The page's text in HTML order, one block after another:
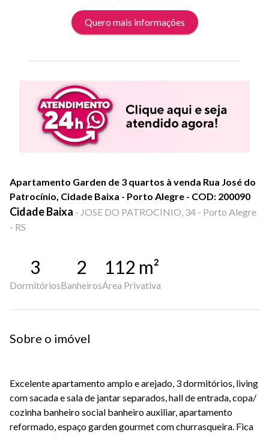
Quero mais informações
Apartamento Garden de 3 quartos à venda Rua José do
Patrocínio, Cidade Baixa - Porto Alegre - COD: 200090
Cidade Baixa - JOSE DO PATROCINIO, 34 - Porto Alegre
- RS
3
Dormitórios
2
Banheiros
112 m²
Área Privativa
Sobre o imóvel
Excelente apartamento amplo e arejado, 3 dormitórios, living
com sacada e sala de jantar separados, hall de entrada, copa/
cozinha banheiro social banheiro auxiliar, apartamento
reformado, espaço garden gourmet com churrasqueira. Fica